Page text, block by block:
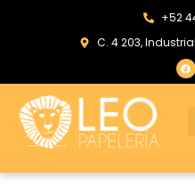
+52
C. 4 203,